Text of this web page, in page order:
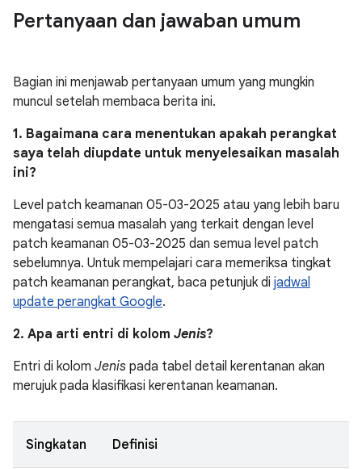
Pertanyaan dan jawaban umum
Bagian ini menjawab pertanyaan umum yang mungkin
muncul setelah membaca berita ini.
1. Bagaimana cara menentukan apakah perangkat
saya telah diupdate untuk menyelesaikan masalah
ini?
Level patch keamanan 05-03-2025 atau yang lebih baru
mengatasi semua masalah yang terkait dengan level
patch keamanan 05-03-2025 dan semua level patch
sebelumnya. Untuk mempelajari cara memeriksa tingkat
patch keamanan perangkat, baca petunjuk di jadwal
update perangkat Google.
2. Apa arti entri di kolom Jenis?
Entri di kolom Jenis pada tabel detail kerentanan akan
merujuk pada klasifikasi kerentanan keamanan.
Singkatan Definisi